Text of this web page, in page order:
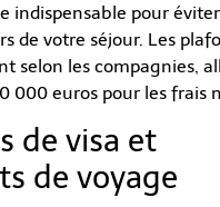
indispensable pour
de votre séjour. Les
selon les compagnies,
000 euros pour les frais
de visa et
de voyage